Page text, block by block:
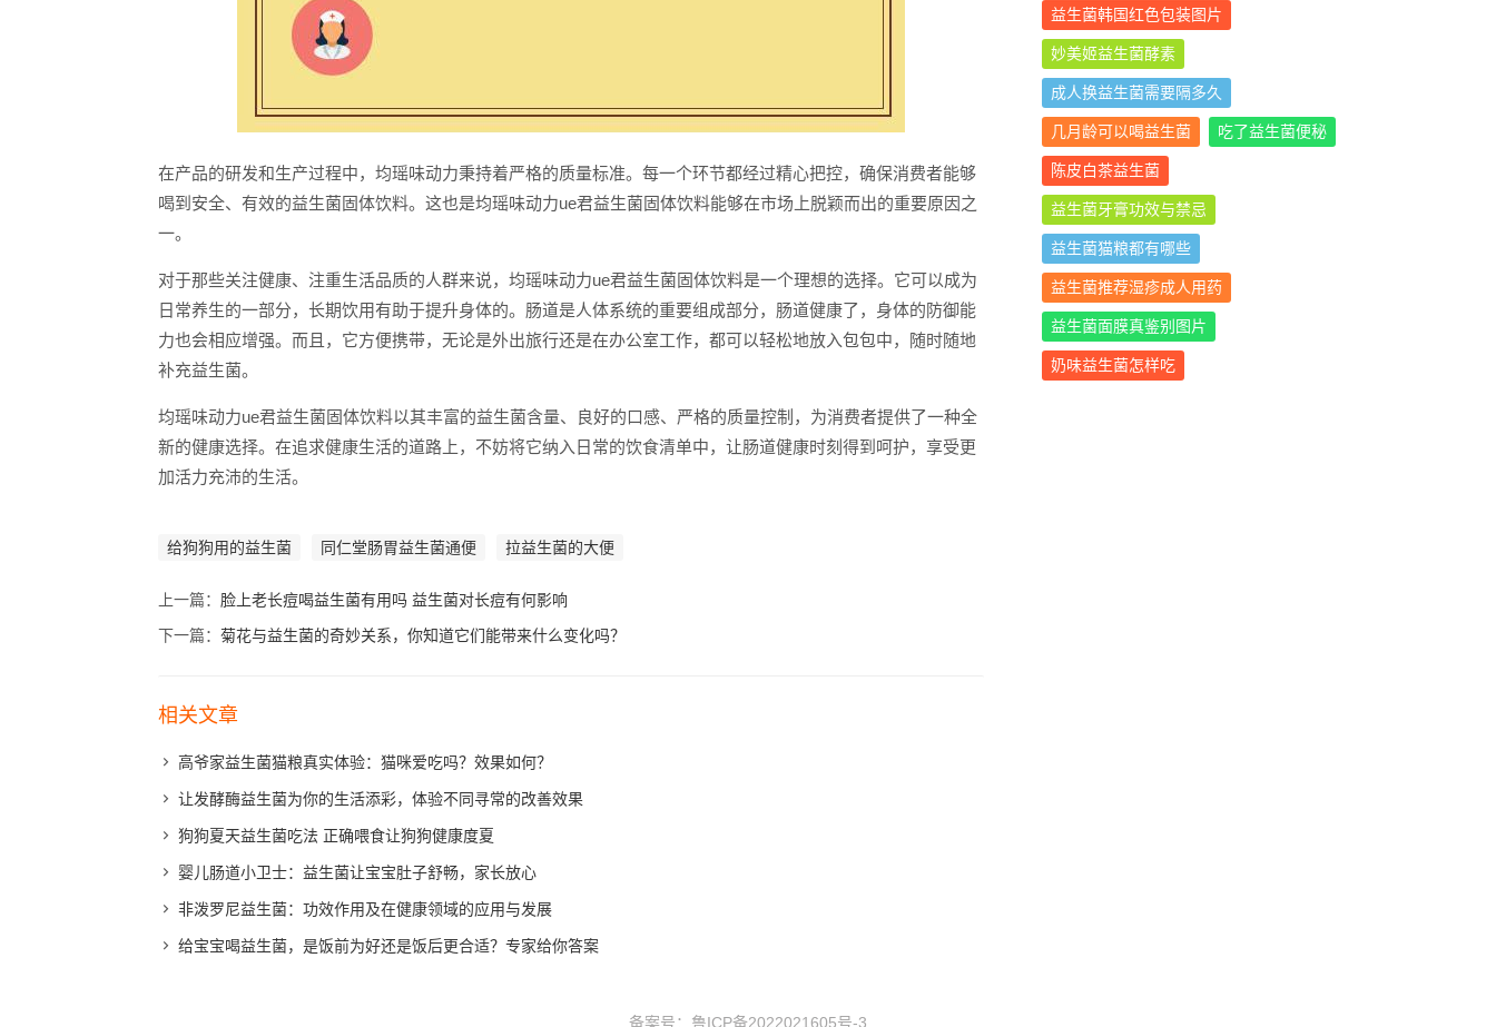
在产品的研发和生产过程中，均瑶味动力秉持着严格的质量标准。每一个环节都经过精心把控，确保消费者能够
喝到安全、有效的益生菌固体饮料。这也是均瑶味动力ue君益生菌固体饮料能够在市场上脱颖而出的重要原因之
一。
对于那些关注健康、注重生活品质的人群来说，均瑶味动力ue君益生菌固体饮料是一个理想的选择。它可以成为
日常养生的一部分，长期饮用有助于提升身体的。肠道是人体系统的重要组成部分，肠道健康了，身体的防御能
力也会相应增强。而且，它方便携带，无论是外出旅行还是在办公室工作，都可以轻松地放入包包中，随时随地
补充益生菌。
均瑶味动力ue君益生菌固体饮料以其丰富的益生菌含量、良好的口感、严格的质量控制，为消费者提供了一种全
新的健康选择。在追求健康生活的道路上，不妨将它纳入日常的饮食清单中，让肠道健康时刻得到呵护，享受更
加活力充沛的生活。
给狗狗用的益生菌 同仁堂肠胃益生菌通便 拉益生菌的大便
上一篇： 脸上老长痘喝益生菌有用吗 益生菌对长痘有何影响
下一篇： 菊花与益生菌的奇妙关系，你知道它们能带来什么变化吗？
相关文章
高爷家益生菌猫粮真实体验：猫咪爱吃吗？效果如何？
让发酵酶益生菌为你的生活添彩，体验不同寻常的改善效果
狗狗夏天益生菌吃法 正确喂食让狗狗健康度夏
婴儿肠道小卫士：益生菌让宝宝肚子舒畅，家长放心
非泼罗尼益生菌：功效作用及在健康领域的应用与发展
给宝宝喝益生菌，是饭前为好还是饭后更合适？专家给你答案
益生菌韩国红色包装图片
妙美姬益生菌酵素
成人换益生菌需要隔多久
几月龄可以喝益生菌 吃了益生菌便秘
陈皮白茶益生菌
益生菌牙膏功效与禁忌
益生菌猫粮都有哪些
益生菌推荐湿疹成人用药
益生菌面膜真鉴别图片
奶味益生菌怎样吃
备案号： 鲁ICP备2022021605号-3